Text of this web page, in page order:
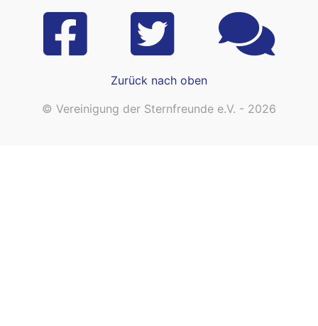
Zurück nach oben
© Vereinigung der Sternfreunde e.V. - 2026